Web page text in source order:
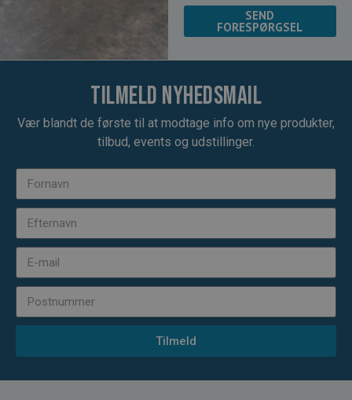
SEND
FORESPØRGSEL
Tilmeld nyhedsmail
Vær blandt de første til at modtage info om nye produkter,
tilbud, events og udstillinger.
Tilmeld